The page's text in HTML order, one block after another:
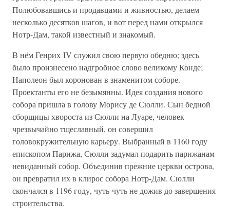
Полюбовавшись и продавцами и живностью, делаем
несколько десятков шагов, и вот перед нами открылся
Нотр-Дам, такой известный и знакомый.
В нём Генрих IV служил свою первую обедню; здесь
было произнесено надгробное слово великому Конде;
Наполеон был коронован в знаменитом соборе.
Проектанты его не безымянны. Идея создания нового
собора пришла в голову Морису де Сюлли. Сын бедной
сборщицы хвороста из Сюлли на Луаре, человек
чрезвычайно тщеславный, он совершил
головокружительную карьеру. Выбранный в 1160 году
епископом Парижа, Сюлли задумал подарить парижанам
невиданный собор. Объединив прежние церкви острова,
он превратил их в клирос собора Нотр-Дам. Сюлли
скончался в 1196 году, чуть-чуть не дожив до завершения
строительства.